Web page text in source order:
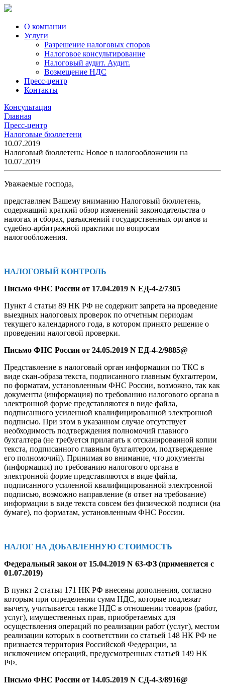
О компании
Услуги
Разрешение налоговых споров
Налоговое консультирование
Налоговый аудит. Аудит.
Возмещение НДС
Пресс-центр
Контакты
Консультация
Главная
Пресс-центр
Налоговые бюллетени
10.07.2019
Налоговый бюллетень: Новое в налогообложении на
10.07.2019
Уважаемые господа,
представляем Вашему вниманию Налоговый бюллетень,
содержащий краткий обзор изменений законодательства о
налогах и сборах, разъяснений государственных органов и
судебно-арбитражной практики по вопросам
налогообложения.
НАЛОГОВЫЙ КОНТРОЛЬ
Письмо ФНС России от 17.04.2019 N ЕД-4-2/7305
Пункт 4 статьи 89 НК РФ не содержит запрета на проведение
выездных налоговых проверок по отчетным периодам
текущего календарного года, в котором принято решение о
проведении налоговой проверки.
Письмо ФНС России от 24.05.2019 N ЕД-4-2/9885@
Представление в налоговый орган информации по ТКС в
виде скан-образа текста, подписанного главным бухгалтером,
по форматам, установленным ФНС России, возможно, так как
документы (информация) по требованию налогового органа в
электронной форме представляются в виде файла,
подписанного усиленной квалифицированной электронной
подписью. При этом в указанном случае отсутствует
необходимость подтверждения полномочий главного
бухгалтера (не требуется прилагать к отсканированной копии
текста, подписанного главным бухгалтером, подтверждение
его полномочий). Принимая во внимание, что документы
(информация) по требованию налогового органа в
электронной форме представляются в виде файла,
подписанного усиленной квалифицированной электронной
подписью, возможно направление (в ответ на требование)
информации в виде текста совсем без физической подписи (на
бумаге), по форматам, установленным ФНС России.
НАЛОГ НА ДОБАВЛЕННУЮ СТОИМОСТЬ
Федеральный закон от 15.04.2019 N 63-ФЗ (применяется с
01.07.2019)
В пункт 2 статьи 171 НК РФ внесены дополнения, согласно
которым при определении сумм НДС, которые подлежат
вычету, учитывается также НДС в отношении товаров (работ,
услуг), имущественных прав, приобретаемых для
осуществления операций по реализации работ (услуг), местом
реализации которых в соответствии со статьей 148 НК РФ не
признается территория Российской Федерации, за
исключением операций, предусмотренных статьей 149 НК
РФ.
Письмо ФНС России от 14.05.2019 N СД-4-3/8916@